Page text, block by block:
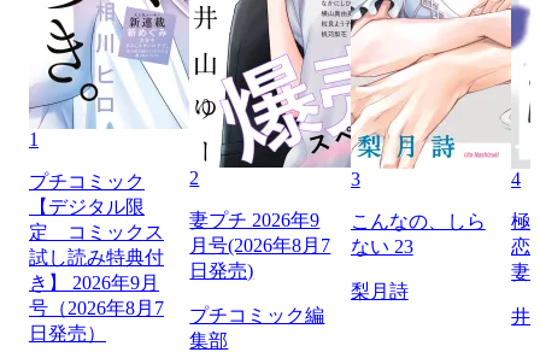
1
プチコミック
【デジタル限
定 コミックス
試し読み特典付
き】 2026年9月
号（2026年8月7
日発売）
2
妻プチ 2026年9
月号(2026年8月7
日発売)
プチコミック編
集部
3
こんなの、しら
ない 23
梨月詩
4
極
恋
妻
井